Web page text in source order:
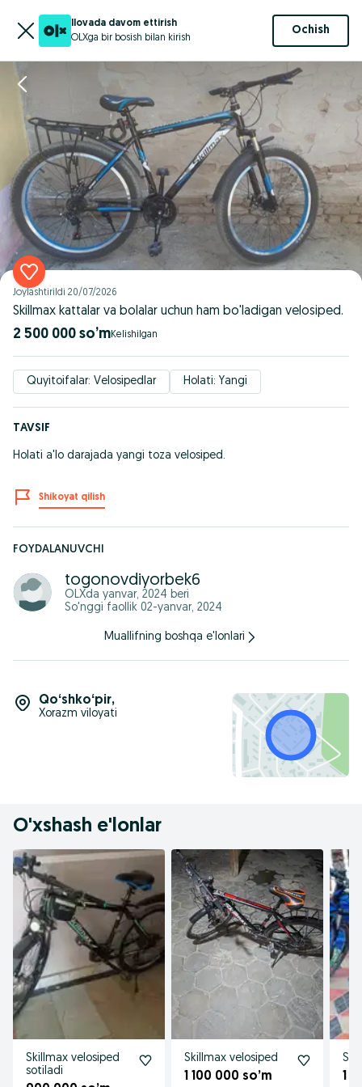
Ilovada davom ettirish
OLXga bir bosish bilan kirish
Ochish
Joylashtirildi 20/07/2026
Skillmax kattalar va bolalar uchun ham bo'ladigan velosiped.
2 500 000 so’m
Quyitoifalar: Velosipedlar Holati: Yangi
TAVSIF
Holati a'lo darajada yangi toza velosiped.
Shikoyat qilish
FOYDALANUVCHI
togonovdiyorbek6
OLXda yanvar, 2024 beri
So'nggi faollik 02-yanvar, 2024
Muallifning boshqa e'lonlari
Qoʻshkoʻpir,
Xorazm viloyati
O'xshash e'lonlar
Skillmax velosiped
sotiladi
Skillmax velosiped
1 100 000 so’m 1